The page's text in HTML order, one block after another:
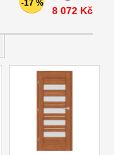
-17 %
8 072 Kč